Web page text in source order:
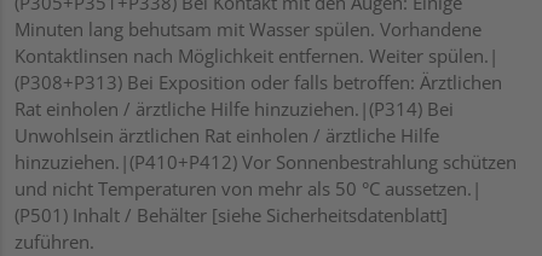
Minuten lang behutsam mit Wasser spülen. Vorhandene
Kontaktlinsen nach Möglichkeit entfernen. Weiter spülen.|
(P308+P313) Bei Exposition oder falls betroffen: Ärztlichen
Rat einholen / ärztliche Hilfe hinzuziehen.|(P314) Bei
Unwohlsein ärztlichen Rat einholen / ärztliche Hilfe
hinzuziehen.|(P410+P412) Vor Sonnenbestrahlung schützen
und nicht Temperaturen von mehr als 50 °C aussetzen.|
(P501) Inhalt / Behälter [siehe Sicherheitsdatenblatt]
zuführen.